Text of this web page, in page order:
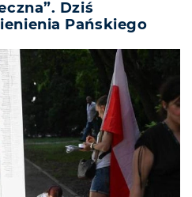
Dziś
Pańskiego